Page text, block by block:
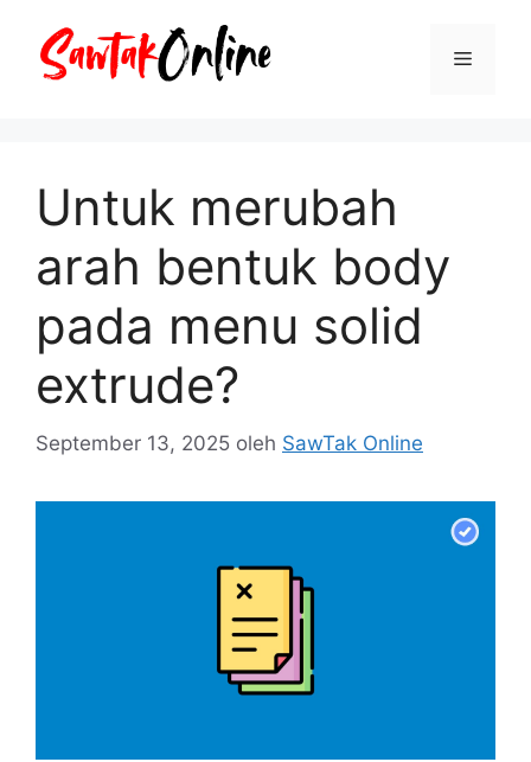
Menu
Untuk merubah
arah bentuk body
pada menu solid
extrude?
September 13, 2025 oleh SawTak Online